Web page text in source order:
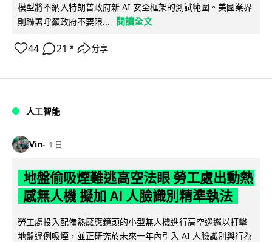
模型將不納入特朗普政府新 AI 安全框架的測試範圍。美國業界
則聯署呼籲政府不要限...
閱讀全文
44 21 ↗ 分享
人工智能
Vin 1 日
地盤偷吸煙難逃高空法眼 勞工處出動熱
感無人機 擬加 AI 人臉識別精準執法
勞工處投入配備熱感應鏡頭的小型無人機進行高空巡邏以打擊
地盤違例吸煙，並正研究於未來一年內引入 AI 人臉識別與行為